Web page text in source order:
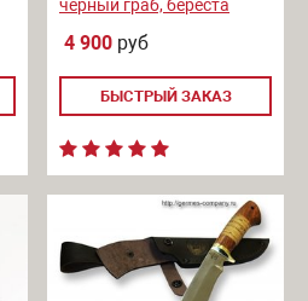
черный граб, береста
4 900 руб
БЫСТРЫЙ ЗАКАЗ